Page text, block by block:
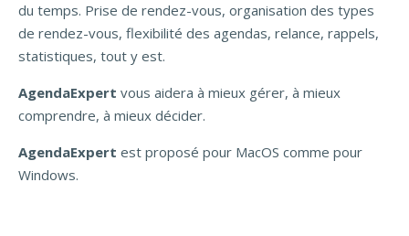
du temps. Prise de rendez-vous, organisation des types
de rendez-vous, flexibilité des agendas, relance, rappels,
statistiques, tout y est.
AgendaExpert vous aidera à mieux gérer, à mieux
comprendre, à mieux décider.
AgendaExpert est proposé pour MacOS comme pour
Windows.